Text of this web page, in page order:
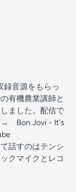
録音源をもらっ
有機農業講師と
ました。配信で
→ Bon Jovi - It's
話すのはテンシ
クマイクとレコ